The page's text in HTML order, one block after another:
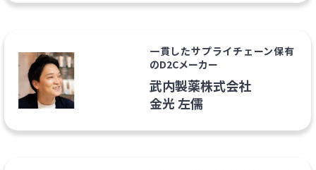
一貫したサプライチェーン保有
のD2Cメーカー
武内製薬株式会社
金光 左儒